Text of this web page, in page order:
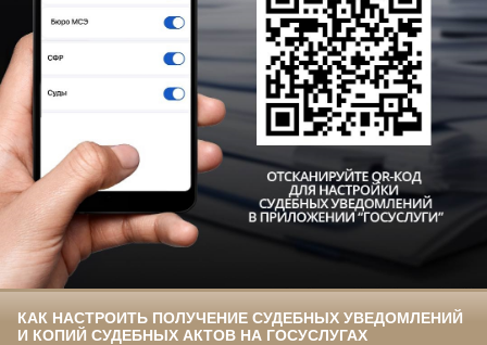
КАК НАСТРОИТЬ ПОЛУЧЕНИЕ СУДЕБНЫХ УВЕДОМЛЕНИЙ
И КОПИЙ СУДЕБНЫХ АКТОВ НА ГОСУСЛУГАХ